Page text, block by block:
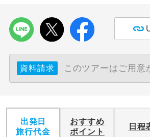
資料請求 このツアーはご用意
出発日
旅行代金
おすすめ
ポイント
日程
おひとり様バ
ス2席利用
おひとり様でバス席
す。